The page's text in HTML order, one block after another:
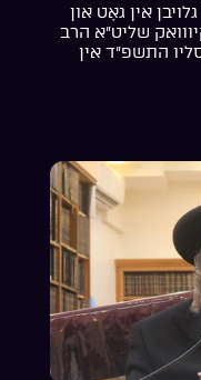
אין גאָט און
שליט”א הרב
התשפ”ד אין